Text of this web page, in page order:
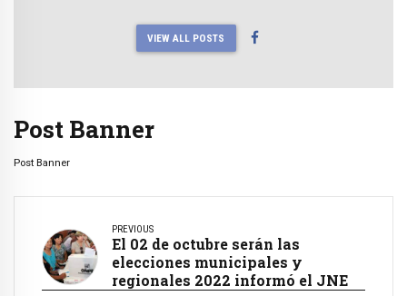
VIEW ALL POSTS
Post Banner
Post Banner
PREVIOUS
El 02 de octubre serán las
elecciones municipales y
regionales 2022 informó el JNE